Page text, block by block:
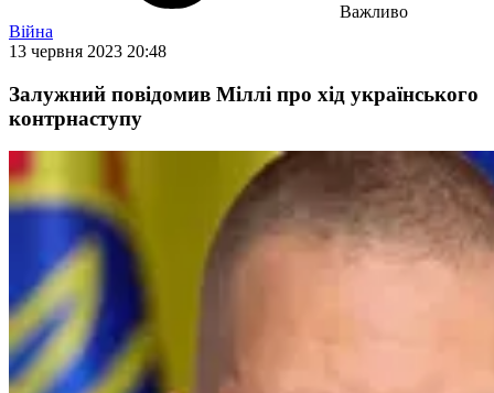
Важливо
Війна
13 червня 2023 20:48
Залужний повідомив Міллі про хід українського
контрнаступу